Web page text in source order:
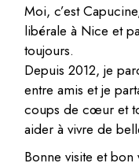
Moi, c’est
libérale à Nice et
toujours.
Depuis 2012, je
entre amis et je
coups de cœur et
aider à vivre de
Bonne visite et bon